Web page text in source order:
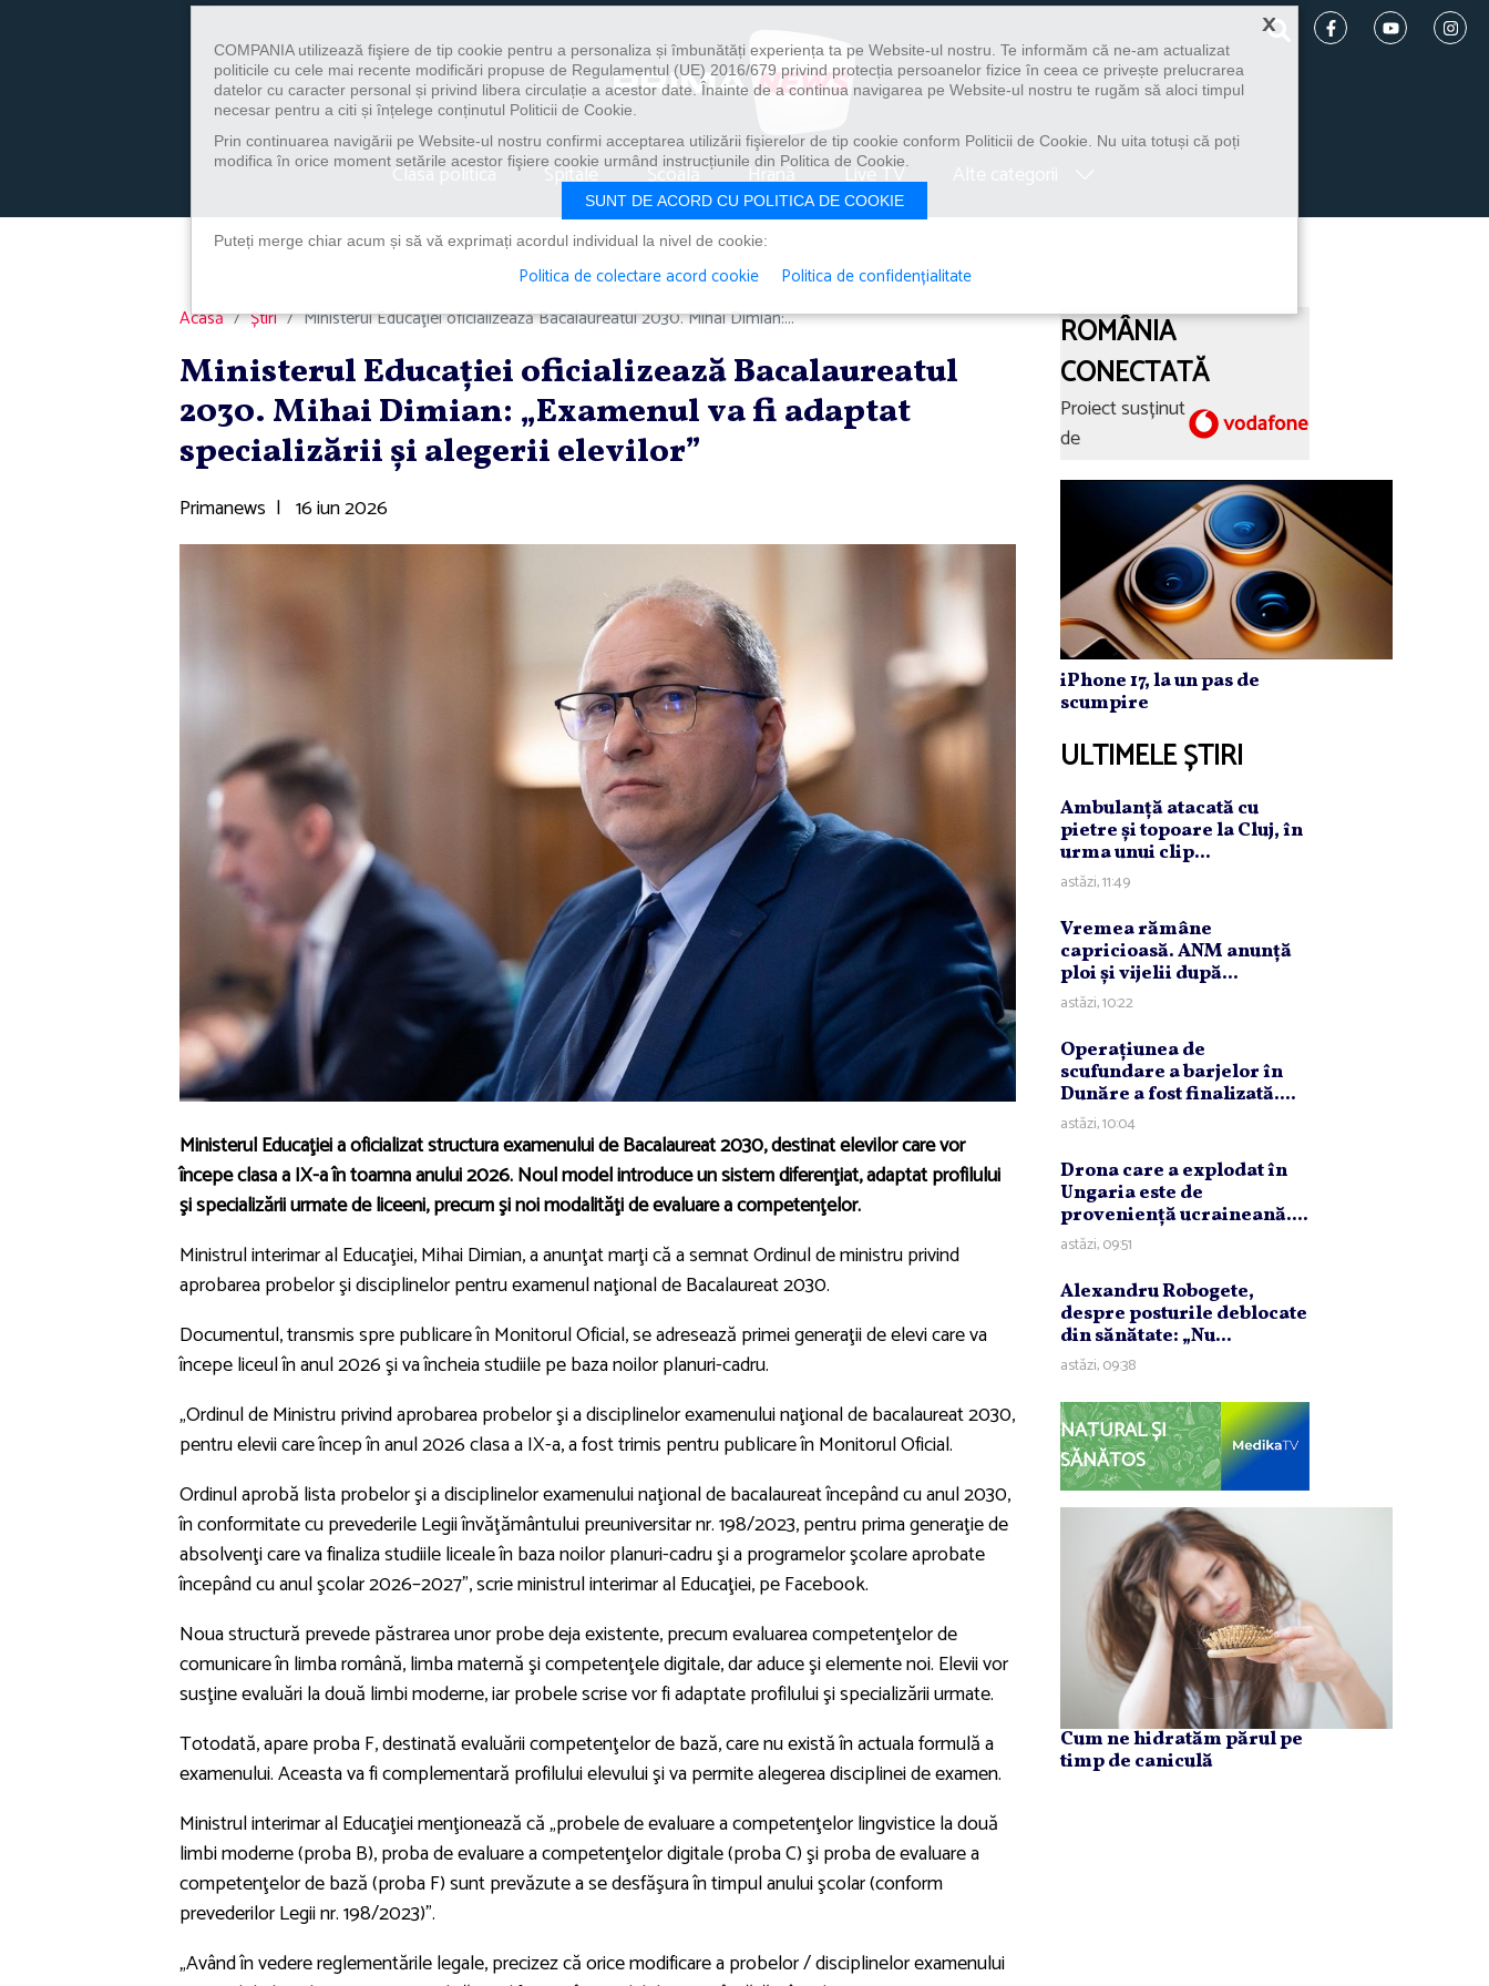
Clasa politica Spitale Școală Hrană Live TV
Acasă Știri Ministerul Educaţiei oficializează Bacalaureatul 2030. Mihai Dimian:...
Ministerul Educaţiei oficializează Bacalaureatul
2030. Mihai Dimian: „Examenul va fi adaptat
specializării şi alegerii elevilor”
Primanews | 16 iun 2026
Ministerul Educaţiei a oficializat structura examenului de Bacalaureat 2030, destinat elevilor care vor
începe clasa a IX-a în toamna anului 2026. Noul model introduce un sistem diferenţiat, adaptat profilului
şi specializării urmate de liceeni, precum şi noi modalităţi de evaluare a competenţelor.
Ministrul interimar al Educaţiei, Mihai Dimian, a anunţat marţi că a semnat Ordinul de ministru privind
aprobarea probelor şi disciplinelor pentru examenul naţional de Bacalaureat 2030.
Documentul, transmis spre publicare în Monitorul Oficial, se adresează primei generaţii de elevi care va
începe liceul în anul 2026 şi va încheia studiile pe baza noilor planuri-cadru.
„Ordinul de Ministru privind aprobarea probelor şi a disciplinelor examenului naţional de bacalaureat 2030,
pentru elevii care încep în anul 2026 clasa a IX-a, a fost trimis pentru publicare în Monitorul Oficial.
Ordinul aprobă lista probelor şi a disciplinelor examenului naţional de bacalaureat începând cu anul 2030,
în conformitate cu prevederile Legii învăţământului preuniversitar nr. 198/2023, pentru prima generaţie de
absolvenţi care va finaliza studiile liceale în baza noilor planuri-cadru şi a programelor şcolare aprobate
începând cu anul şcolar 2026–2027”, scrie ministrul interimar al Educaţiei, pe Facebook.
Noua structură prevede păstrarea unor probe deja existente, precum evaluarea competenţelor de
comunicare în limba română, limba maternă şi competenţele digitale, dar aduce şi elemente noi. Elevii vor
susţine evaluări la două limbi moderne, iar probele scrise vor fi adaptate profilului şi specializării urmate.
Totodată, apare proba F, destinată evaluării competenţelor de bază, care nu există în actuala formulă a
examenului. Aceasta va fi complementară profilului elevului şi va permite alegerea disciplinei de examen.
Ministrul interimar al Educaţiei menţionează că „probele de evaluare a competenţelor lingvistice la două
limbi moderne (proba B), proba de evaluare a competenţelor digitale (proba C) şi proba de evaluare a
competenţelor de bază (proba F) sunt prevăzute a se desfăşura în timpul anului şcolar (conform
prevederilor Legii nr. 198/2023)”.
„Având în vedere reglementările legale, precizez că orice modificare a probelor / disciplinelor examenului
ROMÂNIA
CONECTATĂ
Proiect susținut
de
iPhone 17, la un pas de
scumpire
ULTIMELE ȘTIRI
Ambulanţă atacată cu
pietre şi topoare la Cluj, în
urma unui clip...
astăzi, 11:49
Vremea rămâne
capricioasă. ANM anunţă
ploi şi vijelii după...
astăzi, 10:22
Operaţiunea de
scufundare a barjelor în
Dunăre a fost finalizată....
astăzi, 10:04
Drona care a explodat în
Ungaria este de
provenienţă ucraineană....
astăzi, 09:51
Alexandru Robogete,
despre posturile deblocate
din sănătate: „Nu...
astăzi, 09:38
NATURAL ȘI
SĂNĂTOS
Cum ne hidratăm părul pe
timp de caniculă
×
COMPANIA utilizează fişiere de tip cookie pentru a personaliza și îmbunătăți experiența ta pe Website-ul nostru. Te informăm că ne-am actualizat
politicile cu cele mai recente modificări propuse de Regulamentul (UE) 2016/679 privind protecția persoanelor fizice în ceea ce privește prelucrarea
datelor cu caracter personal și privind libera circulație a acestor date. Înainte de a continua navigarea pe Website-ul nostru te rugăm să aloci timpul
necesar pentru a citi și înțelege conținutul Politicii de Cookie.
Prin continuarea navigării pe Website-ul nostru confirmi acceptarea utilizării fişierelor de tip cookie conform Politicii de Cookie. Nu uita totuși că poți
modifica în orice moment setările acestor fişiere cookie urmând instrucțiunile din Politica de Cookie.
SUNT DE ACORD CU POLITICA DE COOKIE
Puteți merge chiar acum și să vă exprimați acordul individual la nivel de cookie:
Politica de colectare acord cookie Politica de confidențialitate